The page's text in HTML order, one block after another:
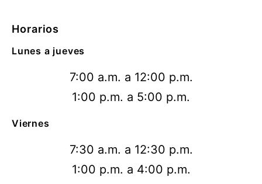
Horarios
Lunes a jueves
7:00 a.m. a 12:00 p.m.
1:00 p.m. a 5:00 p.m.
Viernes
7:30 a.m. a 12:30 p.m.
1:00 p.m. a 4:00 p.m.